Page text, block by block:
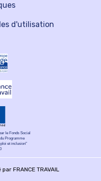
d'utilisation
le Fonds Social
Programme
et inclusion"
FRANCE TRAVAIL